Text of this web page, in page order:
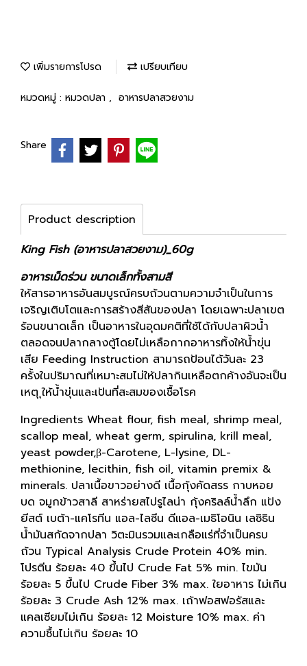
เพิ่มรายการโปรด เปรียบเทียบ
หมวดหมู่ : หมวดปลา , อาหารปลาสวยงาม
Share
Product description
King Fish (อาหารปลาสวยงาม)_60g
อาหารเม็ดร่วน ขนาดเล็กทั้งสามสี
ให้สารอาหารอันสมบูรณ์ครบถ้วนตามความจำเป็นในการ
เจริญเติบโตและการสร้างสีสันของปลา โดยเฉพาะปลาเขต
ร้อนขนาดเล็ก เป็นอาหารในอุดมคติที่ใช้ได้กับปลาผิวน้ำ
ตลอดจนปลากลางตู้โดยไม่เหลือกากอาหารทิ้งให้น้ำขุ่น
เสีย Feeding Instruction สามารถป้อนได้วันละ 23
ครั้งในปริมาณที่เหมาะสมไม่ให้ปลากินเหลือตกค้างอันจะเป็น
เหตุ ุให้น้ำขุ่นและเป้นที่สะสมของเชื้อโรค
Ingredients Wheat flour, fish meal, shrimp meal,
scallop meal, wheat germ, spirulina, krill meal,
yeast powder,β-Carotene, L-lysine, DL-
methionine, lecithin, fish oil, vitamin premix &
minerals. ปลาเนื้อขาวอย่างดี เนื้อกุ้งคัดสรร กาบหอย
บด จมูกข้าวสาลี สาหร่ายสไปรูไลน่า กุ้งคริลล์น้ำลึก แป้ง
ยีสต์ เบต้า-แคโรทีน แอล-ไลซีน ดีแอล-เมธิโอนิน เลซิธิน
น้ำมันสกัดจากปลา วิตะมินรวมและเกลือแร่ที่จำเป็นครบ
ถ้วน Typical Analysis Crude Protein 40% min.
โปรตีน ร้อยละ 40 ขึ้นไป Crude Fat 5% min. ไขมัน
ร้อยละ 5 ขึ้นไป Crude Fiber 3% max. ใยอาหาร ไม่เกิน
ร้อยละ 3 Crude Ash 12% max. เถ้าฟอสฟอรัสและ
แคลเซียมไม่เกิน ร้อยละ 12 Moisture 10% max. ค่า
ความชื้นไม่เกิน ร้อยละ 10